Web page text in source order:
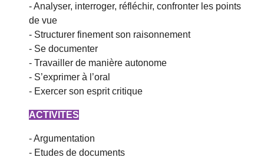
- Analyser, interroger, réfléchir, confronter les points
de vue
- Structurer finement son raisonnement
- Se documenter
- Travailler de manière autonome
- S’exprimer à l’oral
- Exercer son esprit critique
ACTIVITES
- Argumentation
- Etudes de documents